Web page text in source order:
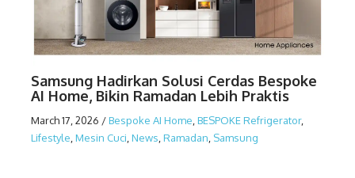
Samsung Hadirkan Solusi Cerdas Bespoke
AI Home, Bikin Ramadan Lebih Praktis
March 17, 2026 /Bespoke AI Home,BESPOKE Refrigerator,
Lifestyle,Mesin Cuci,News,Ramadan, Samsung